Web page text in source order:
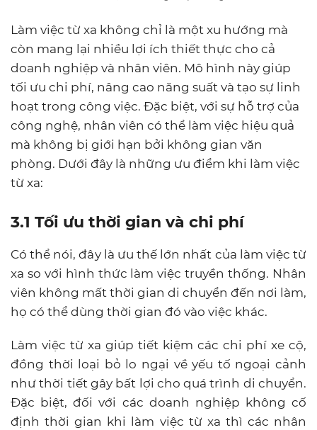
Làm việc từ xa không chỉ là một xu hướng mà
còn mang lại nhiều lợi ích thiết thực cho cả
doanh nghiệp và nhân viên. Mô hình này giúp
tối ưu chi phí, nâng cao năng suất và tạo sự linh
hoạt trong công việc. Đặc biệt, với sự hỗ trợ của
công nghệ, nhân viên có thể làm việc hiệu quả
mà không bị giới hạn bởi không gian văn
phòng. Dưới đây là những ưu điểm khi làm việc
từ xa:
3.1 Tối ưu thời gian và chi phí
Có thể nói, đây là ưu thế lớn nhất của làm việc từ
xa so với hình thức làm việc truyền thống. Nhân
viên không mất thời gian di chuyển đến nơi làm,
họ có thể dùng thời gian đó vào việc khác.
Làm việc từ xa giúp tiết kiệm các chi phí xe cộ,
đồng thời loại bỏ lo ngại về yếu tố ngoại cảnh
như thời tiết gây bất lợi cho quá trình di chuyển.
Đặc biệt, đối với các doanh nghiệp không cố
định thời gian khi làm việc từ xa thì các nhân